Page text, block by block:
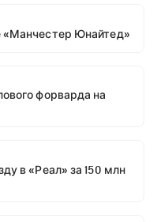
Юнайтед»
форварда на
в «Реал» за 150 млн